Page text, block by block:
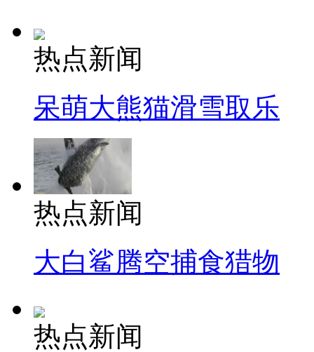
热点新闻
呆萌大熊猫滑雪取乐
热点新闻
大白鲨腾空捕食猎物
热点新闻